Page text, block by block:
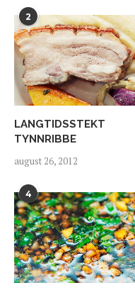
2
LANGTIDSSTEKT
TYNNRIBBE
august 26, 2012
4